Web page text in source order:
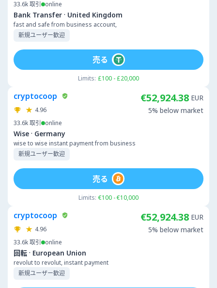
33.6k取引 online
Bank Transfer · United Kingdom
fast and safe from business account,
新規ユーザー歓迎
Limits: £100 - £20,000
売る
cryptocoop
4.96
33.6k取引 online
Wise · Germany
wise to wise instant payment from business
新規ユーザー歓迎
€52,924.38 EUR
5% below market
Limits: €100 - €10,000
売る
cryptocoop
4.96
33.6k取引 online
回転 · European Union
revolut to revolut, instant payment
新規ユーザー歓迎
€52,924.38 EUR
5% below market